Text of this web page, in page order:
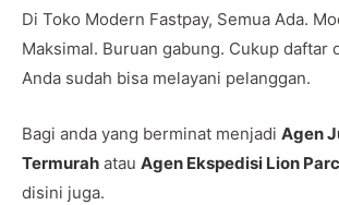
Di Toko Modern Fastpay, Semua Ada.
Maksimal. Buruan gabung. Cukup daftar
Anda sudah bisa melayani pelanggan.
Bagi anda yang berminat menjadi Agen
Termurah atau Agen Ekspedisi Lion
disini juga.